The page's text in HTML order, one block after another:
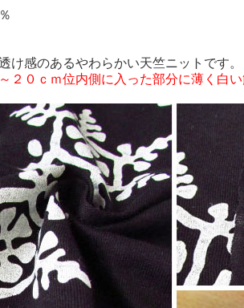
け感のあるやわらかい天竺ニットです。
２０ｃｍ位内側に入った部分に薄く白い